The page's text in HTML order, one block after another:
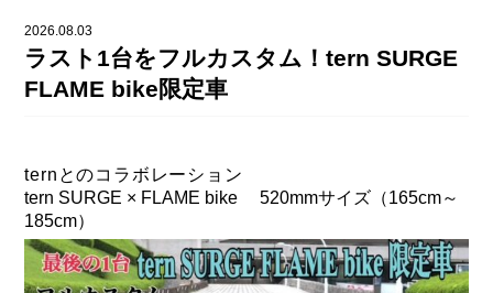
2026.08.03
ラスト1台をフルカスタム！tern SURGE
FLAME bike限定車
ternとのコラボレーション
tern SURGE × FLAME bike 520mmサイズ（165cm～
185cm）